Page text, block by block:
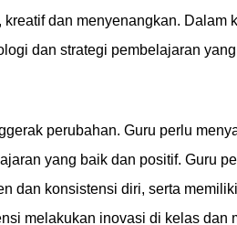
dan menyenangkan. Dalam
dan strategi pembelajaran
perubahan. Guru perlu
yang baik dan positif. Guru
dan konsistensi diri, serta
melakukan inovasi di kelas dan